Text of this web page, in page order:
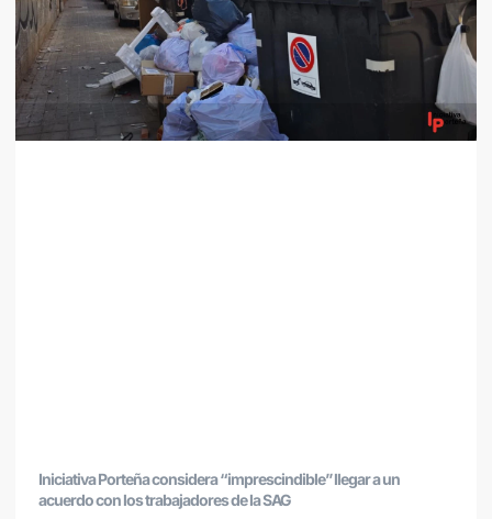
Iniciativa Porteña considera “imprescindible” llegar a un
acuerdo con los trabajadores de la SAG